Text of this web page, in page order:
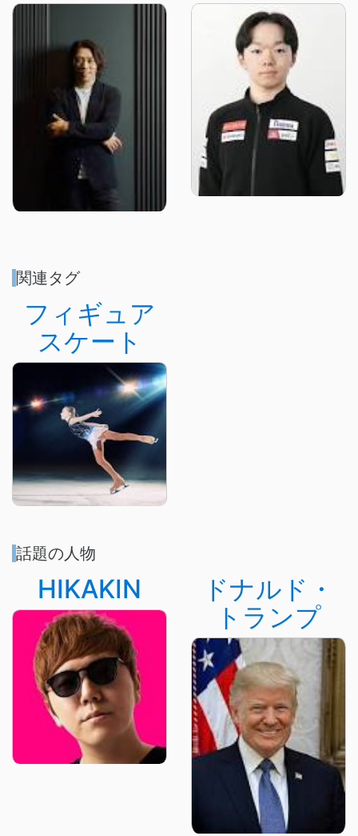
関連タグ
フィギュア
スケート
話題の人物
HIKAKIN
ドナルド・
トランプ